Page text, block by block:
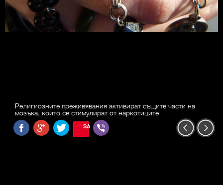
Религиозните преживявания активират същите части на
мозъка, които се стимулират от наркотиците
SAVE